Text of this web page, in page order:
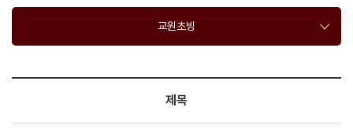
교원초빙
제목